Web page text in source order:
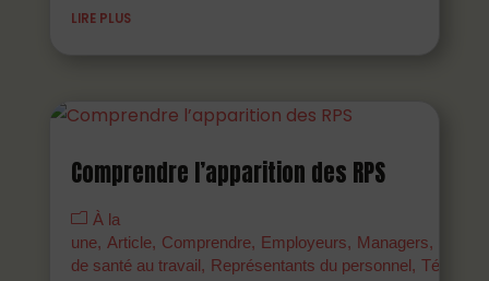
LIRE PLUS
Comprendre l’apparition des RPS
À la
une
Article Comprendre Employeurs Managers
de santé au travail
Représentants du personnel